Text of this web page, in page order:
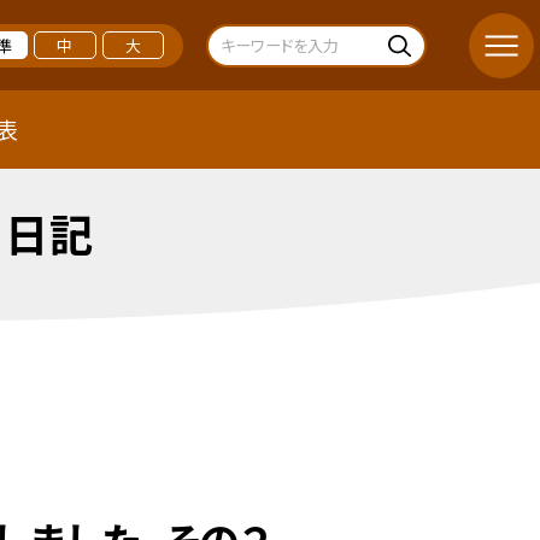
中 大
記